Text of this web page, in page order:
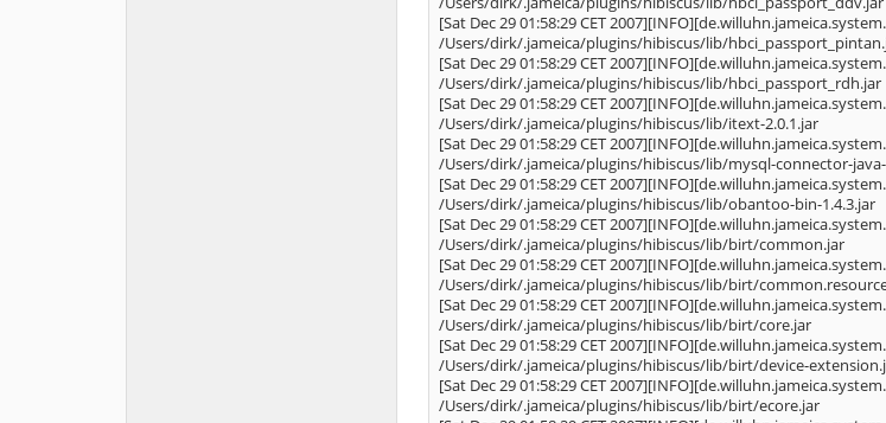
[Sat Dec 29 01:58:29 CET
/Users/dirk/.jameica/plugins/hibiscus/lib/
[Sat Dec 29 01:58:29 CET
/Users/dirk/.jameica/plugins/hibiscus/lib/hbci_passport_rdh.jar
[Sat Dec 29 01:58:29 CET
/Users/dirk/.jameica/plugins/hibiscus/lib/itext-2.0.1.jar
[Sat Dec 29 01:58:29 CET
/Users/dirk/.jameica/plugins/hibiscus/lib/mysql-connector-
[Sat Dec 29 01:58:29 CET
/Users/dirk/.jameica/plugins/hibiscus/lib/obantoo-bin-1.4.3.jar
[Sat Dec 29 01:58:29 CET
/Users/dirk/.jameica/plugins/hibiscus/lib/birt/common.jar
[Sat Dec 29 01:58:29 CET
/Users/dirk/.jameica/plugins/hibiscus/lib/birt/
[Sat Dec 29 01:58:29 CET
/Users/dirk/.jameica/plugins/hibiscus/lib/birt/core.jar
[Sat Dec 29 01:58:29 CET
/Users/dirk/.jameica/plugins/hibiscus/lib/birt/device-
[Sat Dec 29 01:58:29 CET
/Users/dirk/.jameica/plugins/hibiscus/lib/birt/ecore.jar